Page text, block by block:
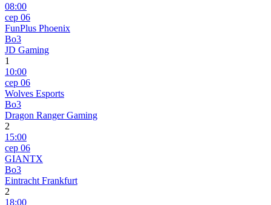
08:00
сер 06
FunPlus Phoenix
Bo3
JD Gaming
1
10:00
сер 06
Wolves Esports
Bo3
Dragon Ranger Gaming
2
15:00
сер 06
GIANTX
Bo3
Eintracht Frankfurt
2
18:00